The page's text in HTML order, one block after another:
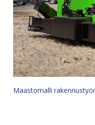
Maastomalli